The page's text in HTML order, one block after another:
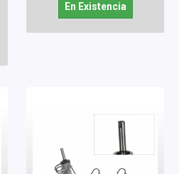
En Existencia